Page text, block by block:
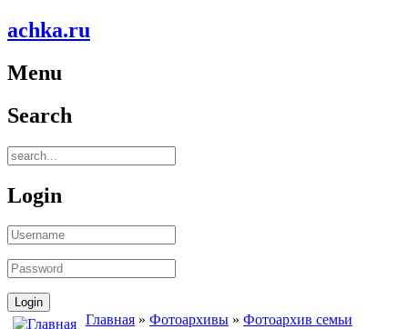
achka.ru
Menu
Search
Login
Главная » Фотоархивы » Фотоархив семьи